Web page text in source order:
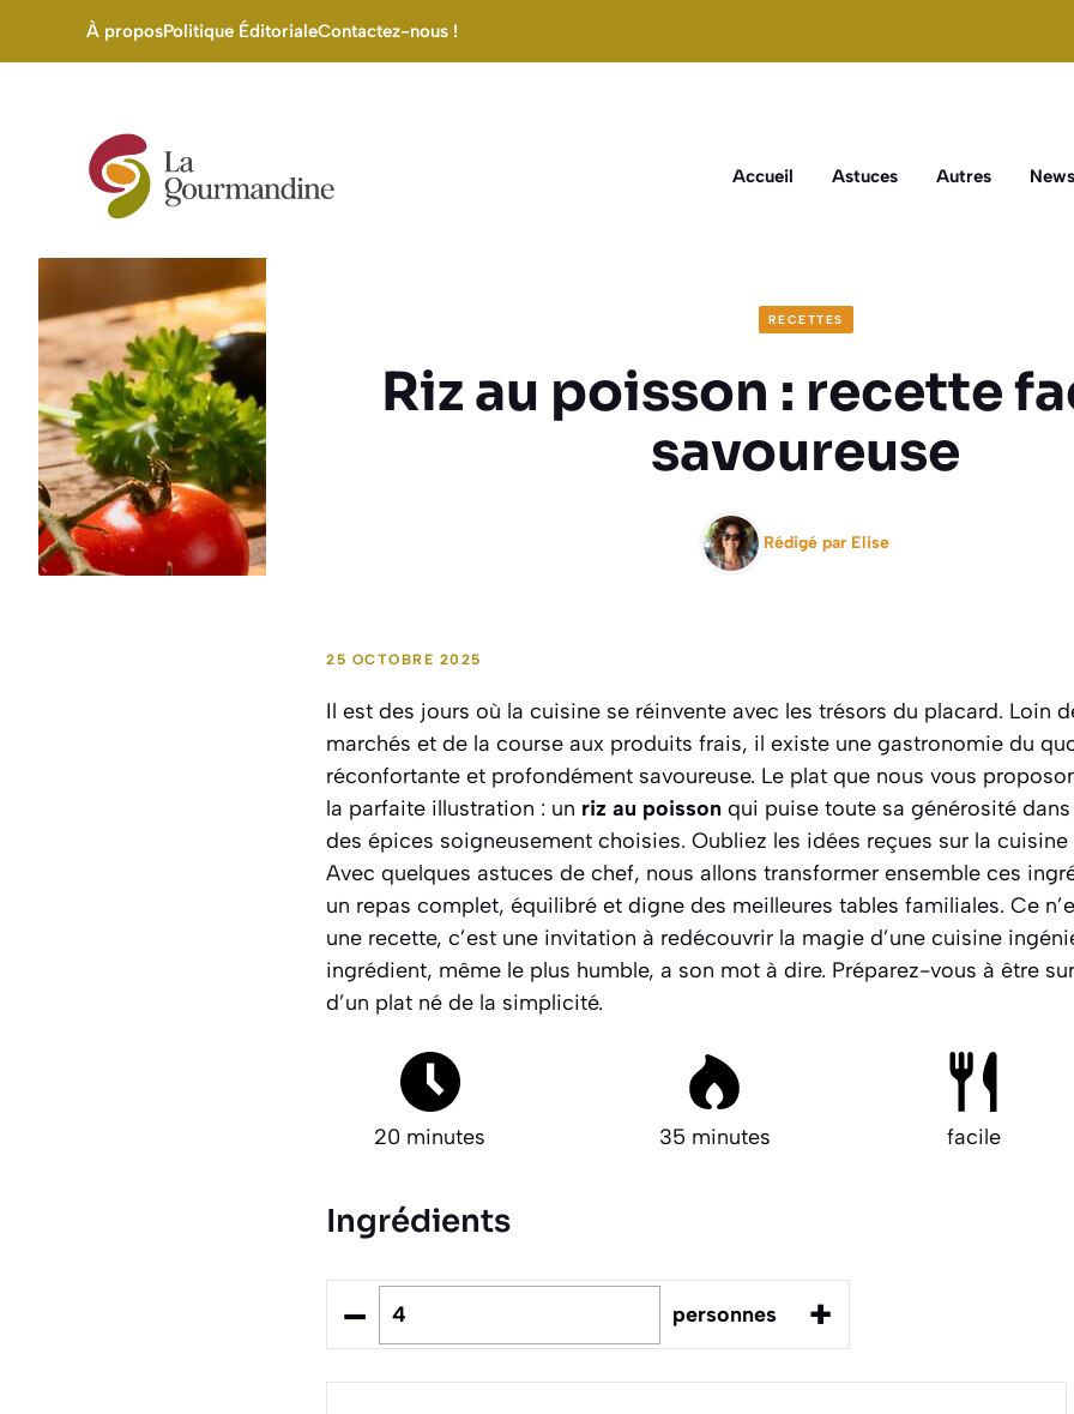
À proposPolitique ÉditorialeContactez-nous !
Accueil Astuces Autres News
RECETTES
Riz au poisson : recette
savoureuse
Rédigé par Elise
25 OCTOBRE 2025
Il est des jours où la cuisine se réinvente avec les trésors du placard. Loin
marchés et de la course aux produits frais, il existe une gastronomie du
réconfortante et profondément savoureuse. Le plat que nous vous
la parfaite illustration : un riz au poisson qui puise toute sa générosité
des épices soigneusement choisies. Oubliez les idées reçues sur la
Avec quelques astuces de chef, nous allons transformer ensemble ces
un repas complet, équilibré et digne des meilleures tables familiales. Ce
une recette, c’est une invitation à redécouvrir la magie d’une cuisine
ingrédient, même le plus humble, a son mot à dire. Préparez-vous à être
d’un plat né de la simplicité.
20 minutes 35 minutes facile
Ingrédients
– personnes +